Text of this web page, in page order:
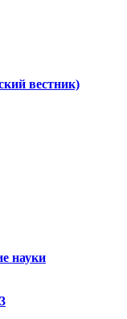
вестник)
науки